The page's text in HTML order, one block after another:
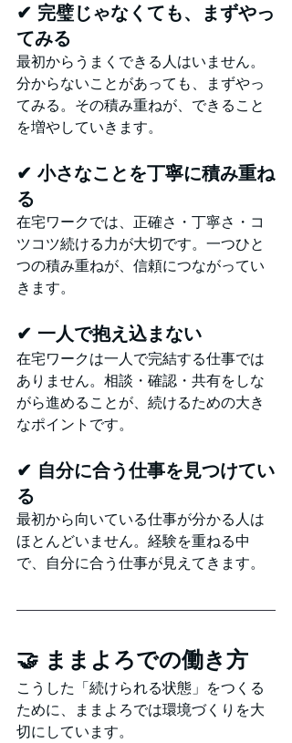
✔ 完璧じゃなくても、まずやっ
てみる
最初からうまくできる人はいません。
分からないことがあっても、まずやっ
てみる。その積み重ねが、できること
を増やしていきます。
✔ 小さなことを丁寧に積み重ね
る
在宅ワークでは、正確さ・丁寧さ・コ
ツコツ続ける力が大切です。一つひと
つの積み重ねが、信頼につながってい
きます。
✔ 一人で抱え込まない
在宅ワークは一人で完結する仕事では
ありません。相談・確認・共有をしな
がら進めることが、続けるための大き
なポイントです。
✔ 自分に合う仕事を見つけてい
る
最初から向いている仕事が分かる人は
ほとんどいません。経験を重ねる中
で、自分に合う仕事が見えてきます。
🤝 ままよろでの働き方
こうした「続けられる状態」をつくる
ために、ままよろでは環境づくりを大
切にしています。